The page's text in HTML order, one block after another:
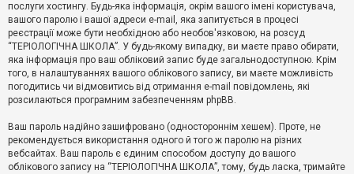
П
о
ш
у
Д
о
м
о
г
послуги хостингу. Будь-яка інформація, окрім вашого імені користувача,
вашого паролю і вашої адреси e-mail, яка запитується в процесі
реєстрації може бути необхідною або необов'язковою, на розсуд
“ТЕРІОЛОГІЧНА ШКОЛА”. У будь-якому випадку, ви маєте право обирати,
яка інформація про ваш обліковий запис буде загальнодоступною. Крім
того, в налаштуваннях вашого облікового запису, ви маєте можливість
погодитись чи відмовитись від отримання e-mail повідомлень, які
розсилаються програмним забезпеченням phpBB.
Ваш пароль надійно зашифровано (одностороннім хешем). Проте, не
рекомендується використання одного й того ж паролю на різних
вебсайтах. Ваш пароль є єдиним способом доступу до вашого
облікового запису на “ТЕРІОЛОГІЧНА ШКОЛА”, тому, будь ласка, тримайте